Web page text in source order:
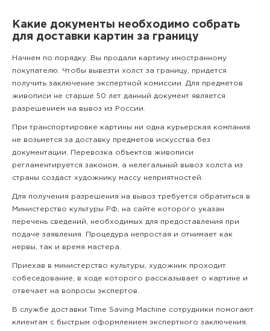
Какие документы необходимо собрать
для доставки картин за границу
Начнем по порядку. Вы продали картину иностранному
покупателю. Чтобы вывезти холст за границу, придется
получить заключение экспертной комиссии. Для предметов
живописи не старше 50 лет данный документ является
разрешением на вывоз из России.
При транспортировке картины ни одна курьерская компания
не возьмется за доставку предметов искусства без
документации. Перевозка объектов живописи
регламентируется законом, а нелегальный вывоз холста из
страны создаст художнику массу неприятностей.
Для получения разрешения на вывоз требуется обратиться в
Министерство культуры РФ, на сайте которого указан
перечень сведений, необходимых для предоставления при
подаче заявления. Процедура непростая и отнимает как
нервы, так и время мастера.
Приехав в министерство культуры, художник проходит
собеседование, в ходе которого рассказывает о картине и
отвечает на вопросы экспертов.
В службе доставки Time Saving Machine сотрудники помогают
клиентам с быстрым оформлением экспертного заключения.